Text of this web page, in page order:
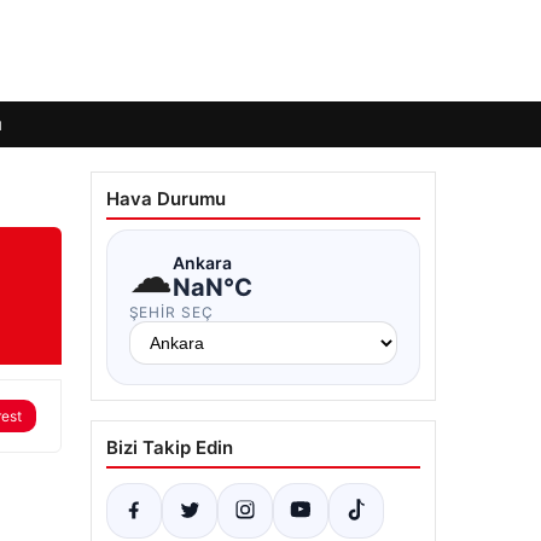
Hava Durumu
☁Ankara
NaN°C
ŞEHIR SEÇ
Bizi Takip Edin